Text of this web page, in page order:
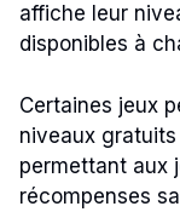
affiche leur
disponibles à
Certaines jeux
niveaux gratuits
permettant aux
récompenses